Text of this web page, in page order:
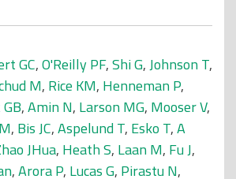
GC,O'Reilly PF,Shi G,Johnson T,
M, Rice KM, Henneman P,
,Amin N, Larson MG, Mooser V,
, Bis JC,Aspelund T, Esko T,A
JHua, Heath S, Laan M, Fu J,
,Arora P, Lucas G, Pirastu N,